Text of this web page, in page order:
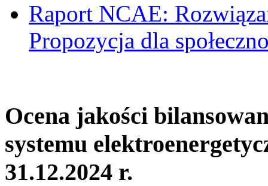
Raport NCAE:
Propozycja dla
Ocena jakości
systemu
31.12.2024 r.